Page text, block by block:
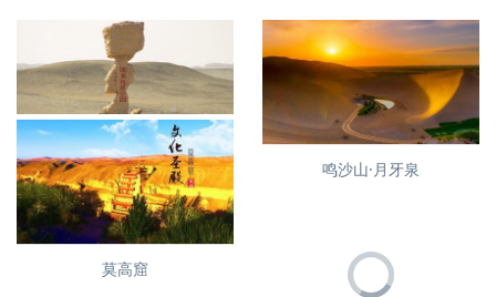
亚洲最大的雅丹地貌--敦煌雅
丹，没有魔鬼的魔鬼城
鸣沙山·月牙泉
莫高窟